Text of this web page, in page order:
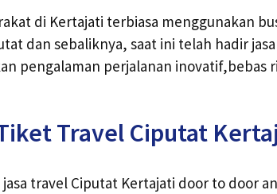
di Kertajati terbiasa menggunakan
dan sebaliknya, saat ini telah hadir
pengalaman perjalanan inovatif,bebas
Travel Ciputat
travel Ciputat Kertajati door to door